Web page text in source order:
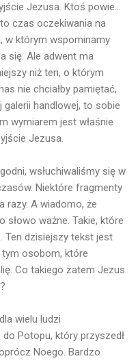
Jezusa. Ktoś powie...
czas oczekiwania na
w którym wspominamy
się. Ale adwent ma
niż ten, o którym
nie chciałby pamiętać,
handlowej, to sobie
wymiarem jest właśnie
Jezusa.
wsłuchiwaliśmy się w
Niektóre fragmenty
razy. A wiadomo, że
słowo ważne. Takie, które
Ten dzisiejszy tekst jest
tym osobom, które
Co takiego zatem Jezus
wielu ludzi
Potopu, który przyszedł
Noego. Bardzo